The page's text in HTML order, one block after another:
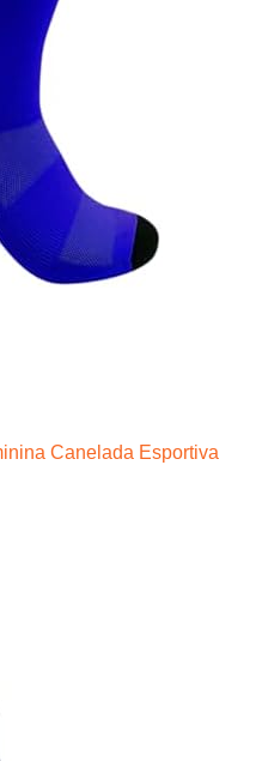
Canelada Esportiva